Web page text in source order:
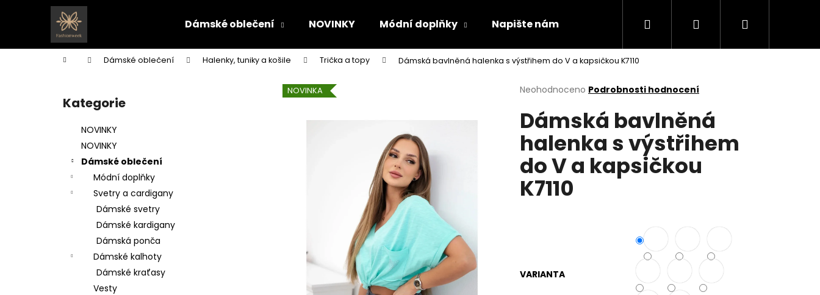
Dámské oblečení NOVINKY Módní doplňky Napište nám Obchodní podmínky Vrácení zboží
Hledat PřihlášeníNákupní
Domů Dámské oblečení Halenky, tuniky a košile Trička a topy Dámská bavlněná halenka s výstřihem do V a kapsičkou K7110
Přeskočit
kategorie
Kategorie
NOVINKY
NOVINKY
Dámské oblečení
Módní doplňky
Svetry a cardigany
Dámské svetry
Dámské kardigany
Dámská ponča
Dámské kalhoty
Dámské kraťasy
Vesty
Průměrné
produktu
je
0,0
5
hvězdiček.
Neohodnoceno Podrobnosti hodnocení
Dámská bavlněná
halenka s výstřihem
do V a kapsičkou
K7110
VARIANTA
NOVINKA
í
Zpět
do
Zpět
do
Co potřebujete najít?
Doporučujeme
Následující
BAVLNĚNÉ KALHOTY ALADDIN LEHKÉ A
VZDUŠNÉ K9700
DÁMSKÁ BAVLNĚNO-LNĚNÁ MIKINA S
KAPUCÍ UB-MARENIA
BAVLNĚNÉ ŠATY- KVĚTINOVÝ VZOR,